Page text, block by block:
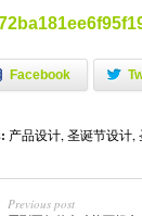
Facebook
产品设计, 圣诞节设计,
Previous post